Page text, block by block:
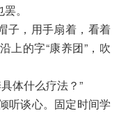
。
，用手扇着，看着
上的字“康养团”，吹
体什么疗法？”
听谈心。固定时间学